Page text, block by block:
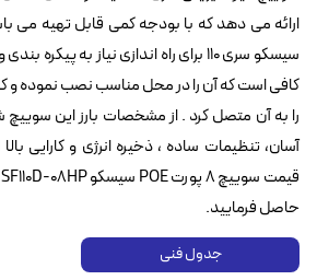
سیسکو سری 110 برای راه اندازی نیاز به
کافی است که آن را در محل مناسب نصب نموده و
را به آن متصل کرد . از مشخصات بارز این سوییچ
آسان، تنظیمات ساده ، ذخیره انرژی و کارایی
حاصل فرمایید.
جدول فنی